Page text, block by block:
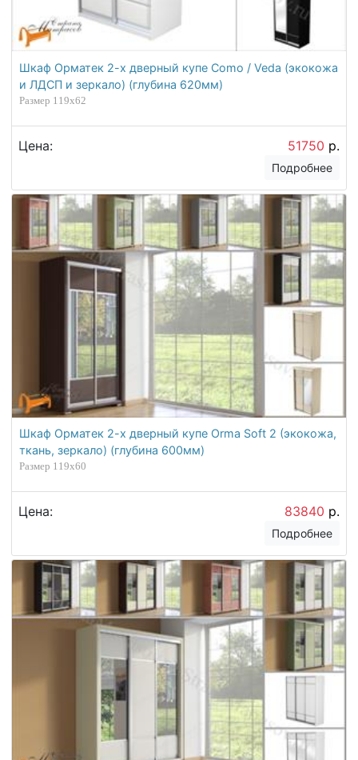
Шкаф Орматек 2-х дверный купе Como / Veda (экокожа
и ЛДСП и зеркало) (глубина 620мм)
Размер 119x62
Цена: 51750 р.
Подробнее
Шкаф Орматек 2-х дверный купе Orma Soft 2 (экокожа,
ткань, зеркало) (глубина 600мм)
Размер 119x60
Цена: 83840 р.
Подробнее